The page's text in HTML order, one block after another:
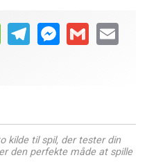
MessageTelegramMessenger
Gmail Email
kilde til spil, der tester din
den perfekte måde at spille